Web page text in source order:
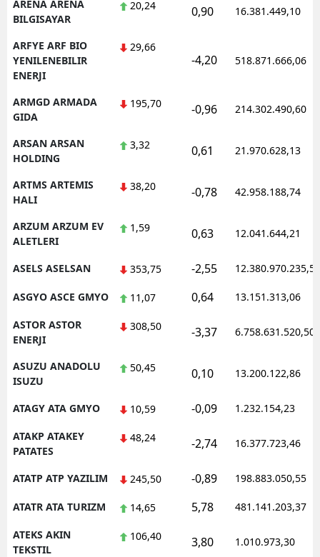
ARENA ARENA
BILGISAYAR
20,24 0,90 16.381.449,10
ARFYE ARF BIO
YENILENEBILIR
ENERJI
29,66
-4,20 518.871.666,06
ARMGD ARMADA
GIDA
195,70 -0,96 214.302.490,60
ARSAN ARSAN
HOLDING
3,32 0,61 21.970.628,13
ARTMS ARTEMIS
HALI
38,20 -0,78 42.958.188,74
ARZUM ARZUM EV
ALETLERI
1,59 0,63 12.041.644,21
ASELS ASELSAN 353,75 -2,55 12.380.970.235,50
ASGYO ASCE GMYO 11,07 0,64 13.151.313,06
ASTOR ASTOR
ENERJI
308,50 -3,37 6.758.631.520,50
ASUZU ANADOLU
ISUZU
50,45 0,10 13.200.122,86
ATAGY ATA GMYO 10,59 -0,09 1.232.154,23
ATAKP ATAKEY
PATATES
48,24 -2,74 16.377.723,46
ATATP ATP YAZILIM 245,50 -0,89 198.883.050,55
ATATR ATA TURIZM 14,65 5,78 481.141.203,37
ATEKS AKIN
TEKSTIL
106,40 3,80 1.010.973,30